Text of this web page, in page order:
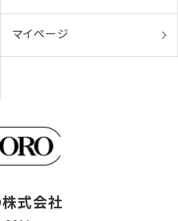
マイページ
式会社